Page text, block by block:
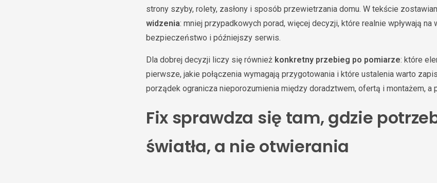
strony szyby, rolety, zasłony i sposób przewietrzania domu. W tekście
widzenia: mniej przypadkowych porad, więcej decyzji, które realnie wpływają na
bezpieczeństwo i późniejszy serwis.
Dla dobrej decyzji liczy się również konkretny przebieg po pomiarze: które
pierwsze, jakie połączenia wymagają przygotowania i które ustalenia warto
porządek ogranicza nieporozumienia między doradztwem, ofertą i montażem, a
Fix sprawdza się tam, gdzie
światła, a nie otwierania